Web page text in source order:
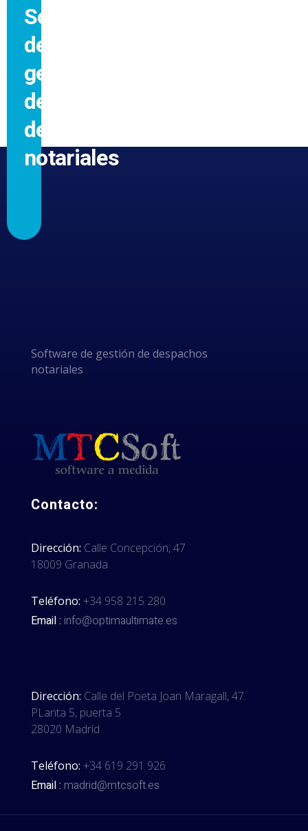
Software
de
gestión
de
despachos
notariales
POR
Software de gestión de despachos
notariales
Contacto:
Dirección: Calle Concepción, 47
18009 Granada
Teléfono: +34 958 215 280
Email : info@optimaultimate.es
Dirección: Calle del Poeta Joan Maragall, 47.
PLanta 5, puerta 5
28020 Madrid
Teléfono: +34 619 291 926
Email : madrid@mtcsoft.es